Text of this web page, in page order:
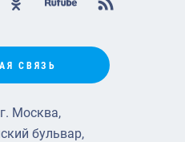
СВЯЗЬ
Москва,
бульвар,